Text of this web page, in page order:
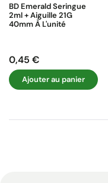
BD Emerald Seringue
2ml + Aiguille 21G
40mm À L'unité
Prix
0,45 €
Ajouter au panier